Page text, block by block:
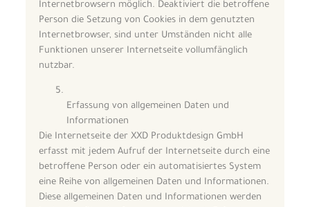
Internetbrowsern möglich. Deaktiviert die betroffene
Person die Setzung von Cookies in dem genutzten
Internetbrowser, sind unter Umständen nicht alle
Funktionen unserer Internetseite vollumfänglich
nutzbar.
Erfassung von allgemeinen Daten und
Informationen
Die Internetseite der XXD Produktdesign GmbH
erfasst mit jedem Aufruf der Internetseite durch eine
betroffene Person oder ein automatisiertes System
eine Reihe von allgemeinen Daten und Informationen.
Diese allgemeinen Daten und Informationen werden